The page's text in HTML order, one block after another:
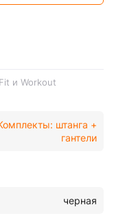
и Workout
штанга +
гантели
черная